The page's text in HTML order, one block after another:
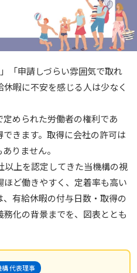
「申請しづらい雰囲気で取れ
暇に不安を感じる人は少なく
められた労働者の権利であ
きます。取得に会社の許可は
りません。
以上を認定してきた当機構の視
ど働きやすく、定着率も高い
有給休暇の付与日数・取得の
化の背景までを、図表ととも
代表理事